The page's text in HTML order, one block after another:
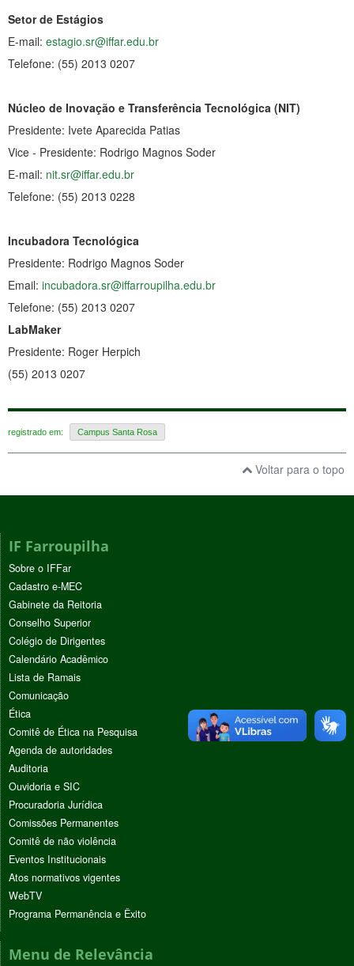
Setor de Estágios
E-mail: estagio.sr@iffar.edu.br
Telefone: (55) 2013 0207
Núcleo de Inovação e Transferência Tecnológica (NIT)
Presidente: Ivete Aparecida Patias
Vice - Presidente: Rodrigo Magnos Soder
E-mail: nit.sr@iffar.edu.br
Telefone: (55) 2013 0228
Incubadora Tecnológica
Presidente: Rodrigo Magnos Soder
Email: incubadora.sr@iffarroupilha.edu.br
Telefone: (55) 2013 0207
LabMaker
Presidente: Roger Herpich
(55) 2013 0207
registrado em: Campus Santa Rosa
Voltar para o topo
IF Farroupilha
Sobre o IFFar
Cadastro e-MEC
Gabinete da Reitoria
Conselho Superior
Colégio de Dirigentes
Calendário Acadêmico
Lista de Ramais
Comunicação
Ética
Comitê de Ética na Pesquisa
Agenda de autoridades
Auditoria
Ouvidoria e SIC
Procuradoria Jurídica
Comissões Permanentes
Comitê de não violência
Eventos Institucionais
Atos normativos vigentes
WebTV
Programa Permanência e Êxito
Menu de Relevância